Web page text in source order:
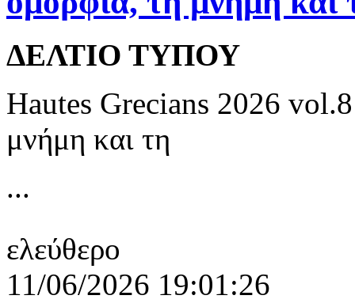
ΔΕΛΤΙΟ ΤΥΠΟΥ
Hautes Grecians 2026
μνήμη και τη
...
ελεύθερο
11/06/2026 19:01:26